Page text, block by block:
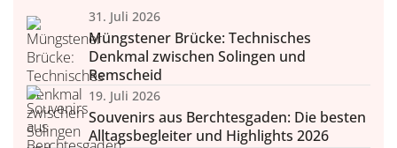
31. Juli 2026
Müngstener Brücke: Technisches
Denkmal zwischen Solingen und
Remscheid
19. Juli 2026
Souvenirs aus Berchtesgaden: Die besten
Alltagsbegleiter und Highlights 2026